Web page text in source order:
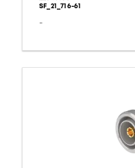
SF_21_716-61
-